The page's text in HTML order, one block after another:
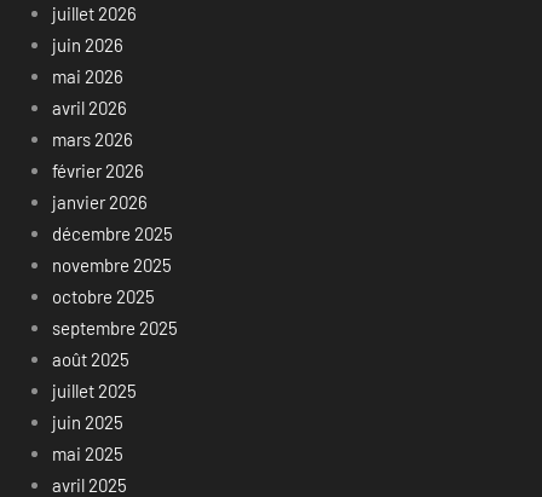
juillet 2026
juin 2026
mai 2026
avril 2026
mars 2026
février 2026
janvier 2026
décembre 2025
novembre 2025
octobre 2025
septembre 2025
août 2025
juillet 2025
juin 2025
mai 2025
avril 2025